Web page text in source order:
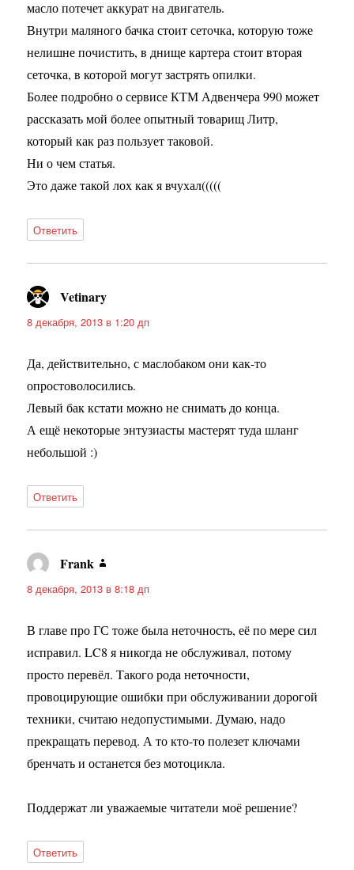
масло потечет аккурат на двигатель.
Внутри маляного бачка стоит сеточка, которую тоже
нелишне почистить, в днище картера стоит вторая
сеточка, в которой могут застрять опилки.
Более подробно о сервисе КТМ Адвенчера 990 может
рассказать мой более опытный товарищ Литр,
который как раз пользует таковой.
Ни о чем статья.
Это даже такой лох как я вчухал(((((
Ответить
Vetinary
8 декабря, 2013 в 1:20 дп
Да, действительно, с маслобаком они как-то
опростоволосились.
Левый бак кстати можно не снимать до конца.
А ещё некоторые энтузиасты мастерят туда шланг
небольшой :)
Ответить
Frank
8 декабря, 2013 в 8:18 дп
В главе про ГС тоже была неточность, её по мере сил
исправил. LC8 я никогда не обслуживал, потому
просто перевёл. Такого рода неточности,
провоцирующие ошибки при обслуживании дорогой
техники, считаю недопустимыми. Думаю, надо
прекращать перевод. А то кто-то полезет ключами
бренчать и останется без мотоцикла.
Поддержат ли уважаемые читатели моё решение?
Ответить